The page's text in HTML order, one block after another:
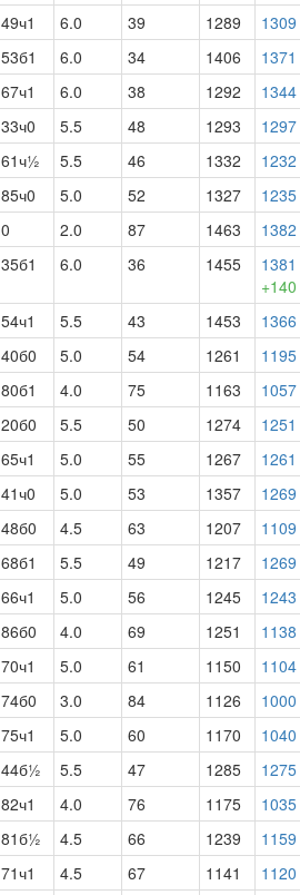
49ч1 6.0 39 1289 1309
53б1 6.0 34 1406 1371
67ч1 6.0 38 1292 1344
33ч0 5.5 48 1293 1297
61ч½ 5.5 46 1332 1232
85ч0 5.0 52 1327 1235
0 2.0 87 1463 1382
35б1 6.0 36 1455
1381
+140
54ч1 5.5 43 1453 1366
40б0 5.0 54 1261 1195
80б1 4.0 75 1163 1057
20б0 5.5 50 1274 1251
65ч1 5.0 55 1267 1261
41ч0 5.0 53 1357 1269
48б0 4.5 63 1207 1109
68б1 5.5 49 1217 1269
66ч1 5.0 56 1245 1243
86б0 4.0 69 1251 1138
70ч1 5.0 61 1150 1104
74б0 3.0 84 1126 1000
75ч1 5.0 60 1170 1040
44б½ 5.5 47 1285 1275
82ч1 4.0 76 1175 1035
81б½ 4.5 66 1239 1159
71ч1 4.5 67 1141 1120